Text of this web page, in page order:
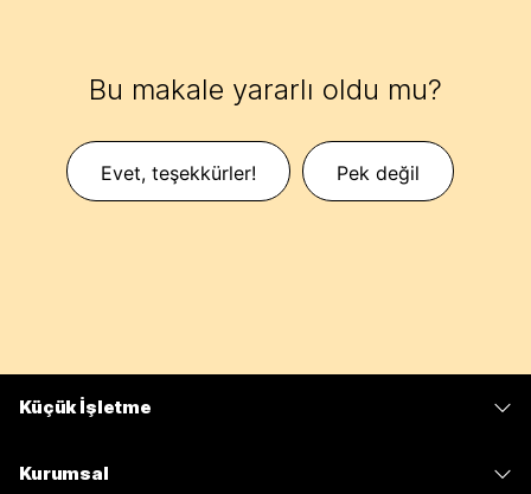
Bu makale yararlı oldu mu?
Evet, teşekkürler! Pek değil
Küçük İşletme
Kurumsal